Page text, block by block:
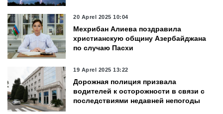
20 Aprel 2025 10:04
Мехрибан Алиева поздравила
христианскую общину Азербайджана
по случаю Пасхи
19 Aprel 2025 13:22
Дорожная полиция призвала
водителей к осторожности в связи с
последствиями недавней непогоды